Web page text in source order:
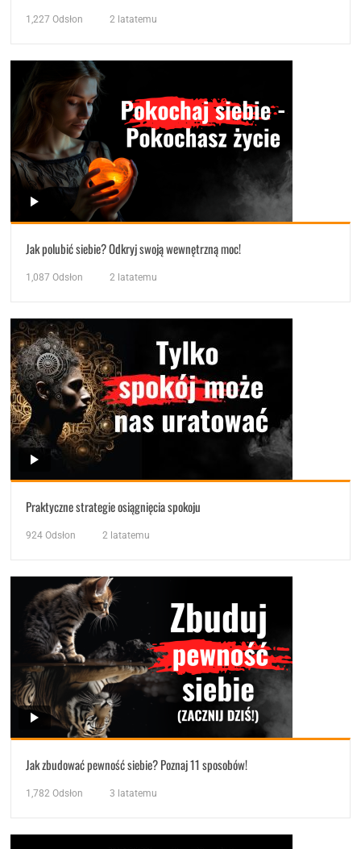
1,227 Odsłon 2 latatemu
Jak polubić siebie? Odkryj swoją wewnętrzną moc!
1,087 Odsłon 2 latatemu
Praktyczne strategie osiągnięcia spokoju
924 Odsłon 2 latatemu
Jak zbudować pewność siebie? Poznaj 11 sposobów!
1,782 Odsłon 3 latatemu